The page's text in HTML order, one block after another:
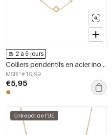
2 à 5 jours
Colliers pendentifs en acier inoxydable Clover, collection Daily Simple, bijoux pour femmes
MSRP €19,99
€5,95
Entrepôt de l'UE